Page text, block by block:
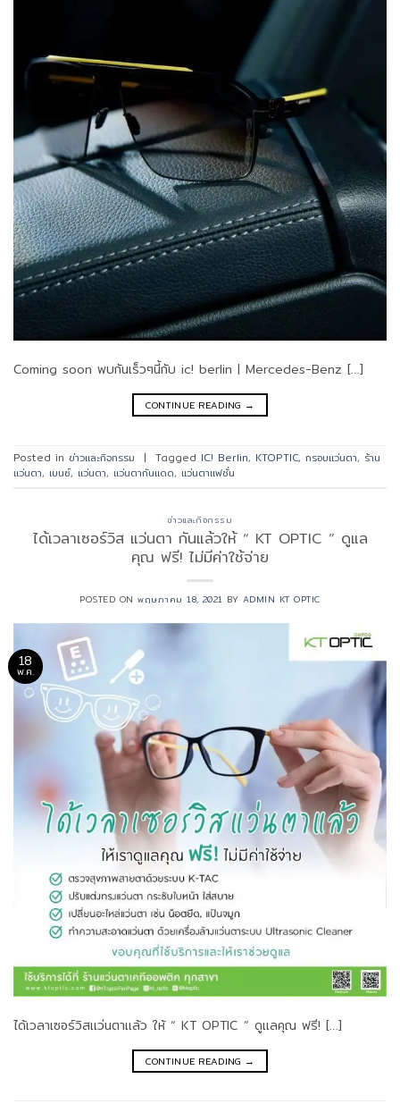
Coming soon พบกันเร็วๆนี้กับ ic! berlin | Mercedes-Benz […]
CONTINUE READING →
Posted in ข่าวและกิจกรรม | Tagged IC! Berlin, KTOPTIC, กรอบแว่นตา, ร้าน
แว่นตา, เบนซ์, แว่นตา, แว่นตากันแดด, แว่นตาแฟชั่น
ข่าวและกิจกรรม
ได้เวลาเซอร์วิส แว่นตา กันแล้วให้ “ KT OPTIC ” ดูแล
คุณ ฟรี! ไม่มีค่าใช้จ่าย
POSTED ONพฤษภาคม 18, 2021 BY ADMIN KT OPTIC
18
พ.ค.
ได้เวลาเซอร์วิสแว่นตาแล้ว ให้ “ KT OPTIC ” ดูแลคุณ ฟรี! […]
CONTINUE READING →